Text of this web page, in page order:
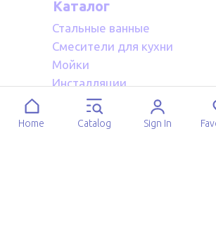
Home Catalog Sign In
Каталог
Стальные ванные
Смесители для кухни
Мойки
Инсталляции
Акриловые ванные
Полотенцесушители